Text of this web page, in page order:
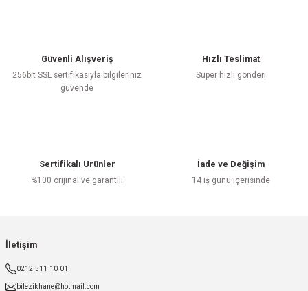
Güvenli Alışveriş
256bit SSL sertifikasıyla bilgileriniz
güvende
Hızlı Teslimat
Süper hızlı gönderi
Sertifikalı Ürünler
%100 orijinal ve garantili
İade ve Değişim
14 iş günü içerisinde
İletişim
0212 511 10 01
bilezikhane@hotmail.com